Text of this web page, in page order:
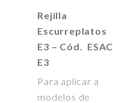
Rejilla
Escurreplatos
E3 – Cód. ESAC
E3
Para aplicar a
modelos de